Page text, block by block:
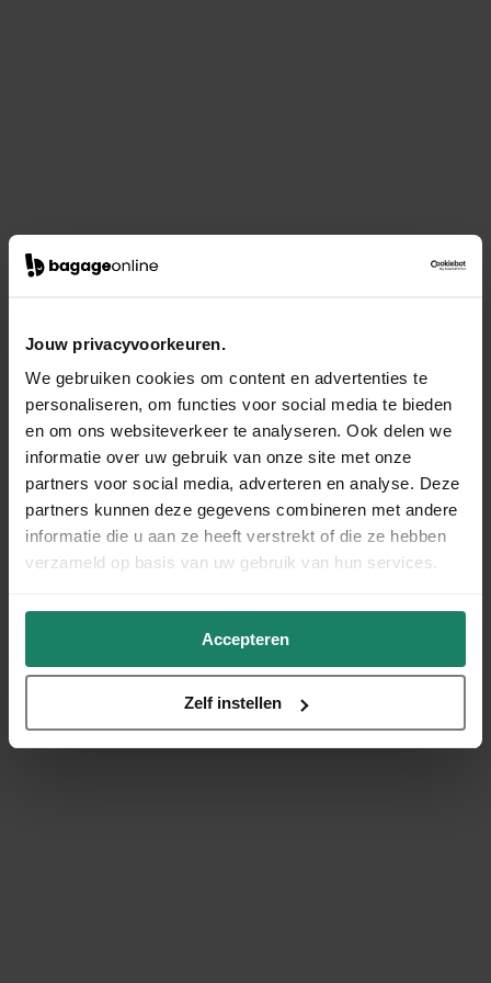
Jouw privacyvoorkeuren.
We gebruiken cookies om content en advertenties te
personaliseren, om functies voor social media te bieden
en om ons websiteverkeer te analyseren. Ook delen we
informatie over uw gebruik van onze site met onze
partners voor social media, adverteren en analyse. Deze
partners kunnen deze gegevens combineren met andere
informatie die u aan ze heeft verstrekt of die ze hebben
verzameld op basis van uw gebruik van hun services.
Accepteren
Zelf instellen